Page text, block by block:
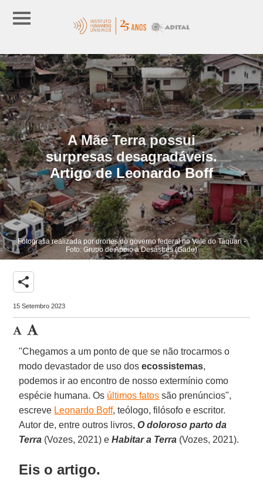
A Mãe Terra possui
surpresas desagradáveis.
Artigo de Leonardo Boff
Fotografia realizada por drones do governo federal no Vale do Taquari -
Foto: Grupo de Apoio a Desastres (Gade)
share
15 Setembro 2023
"Chegamos a um ponto de que se não trocarmos o
modo devastador de uso dosecossistemas,
podemos ir ao encontro de nosso extermínio como
espécie humana. Os últimos fatos são prenúncios",
escreve Leonardo Boff, teólogo, filósofo e escritor.
Autor de, entre outros livros,O doloroso parto da
Terra (Vozes, 2021) eHabitar a Terra (Vozes, 2021).
Eis o artigo.